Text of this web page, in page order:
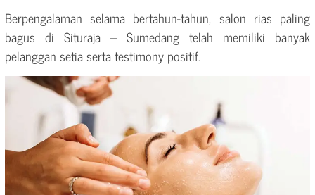
Berpengalaman selama bertahun-tahun, salon rias paling
bagus di Situraja – Sumedang telah memiliki banyak
pelanggan setia serta testimony positif.